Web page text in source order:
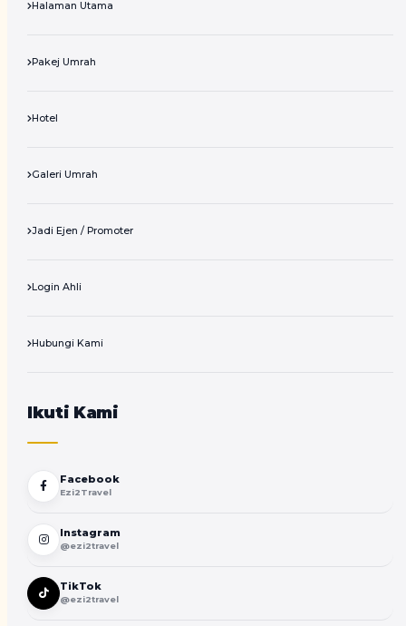
Halaman Utama
Pakej Umrah
Hotel
Galeri Umrah
Jadi Ejen / Promoter
Login Ahli
Hubungi Kami
Ikuti Kami
Facebook
Ezi2Travel
Instagram
@ezi2travel
TikTok
@ezi2travel